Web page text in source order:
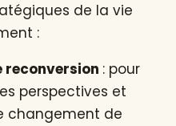
de la vie
:
reconversion : pour
perspectives et
changement de